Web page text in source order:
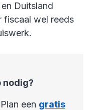
Duitsland
fiscaal wel reeds
nodig?
een gratis